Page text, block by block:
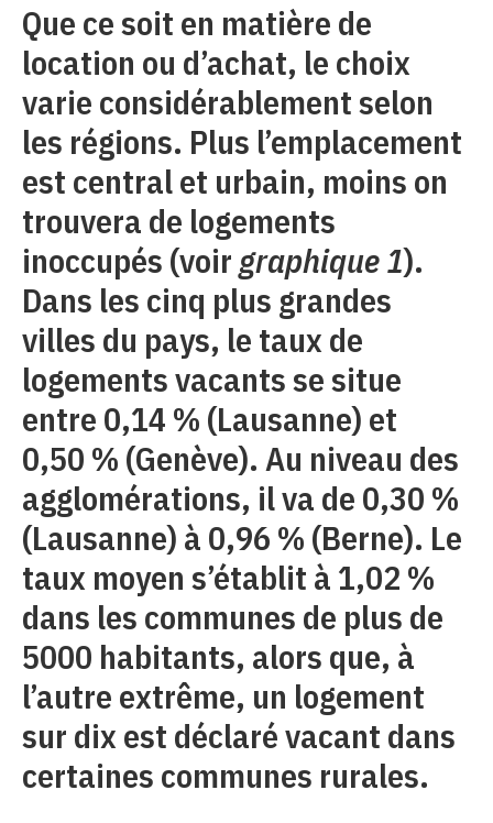
Que ce soit en matière de
location ou d’achat, le choix
varie considérablement selon
les régions. Plus l’emplacement
est central et urbain, moins on
trouvera de logements
inoccupés (voir graphique 1).
Dans les cinq plus grandes
villes du pays, le taux de
logements vacants se situe
entre 0,14 % (Lausanne) et
0,50 % (Genève). Au niveau des
agglomérations, il va de 0,30 %
(Lausanne) à 0,96 % (Berne). Le
taux moyen s’établit à 1,02 %
dans les communes de plus de
5000 habitants, alors que, à
l’autre extrême, un logement
sur dix est déclaré vacant dans
certaines communes rurales.